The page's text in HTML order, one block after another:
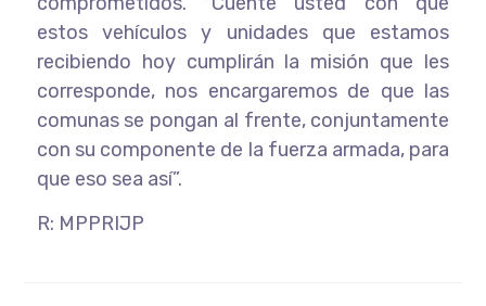
estos vehículos y unidades que estamos
recibiendo hoy cumplirán la misión que les
corresponde, nos encargaremos de que las
comunas se pongan al frente, conjuntamente
con su componente de la fuerza armada, para
que eso sea así”.
R: MPPRIJP